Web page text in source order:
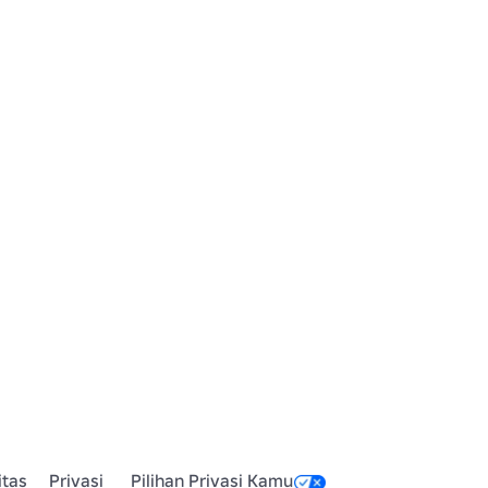
Privasi Pilihan Privasi Kamu